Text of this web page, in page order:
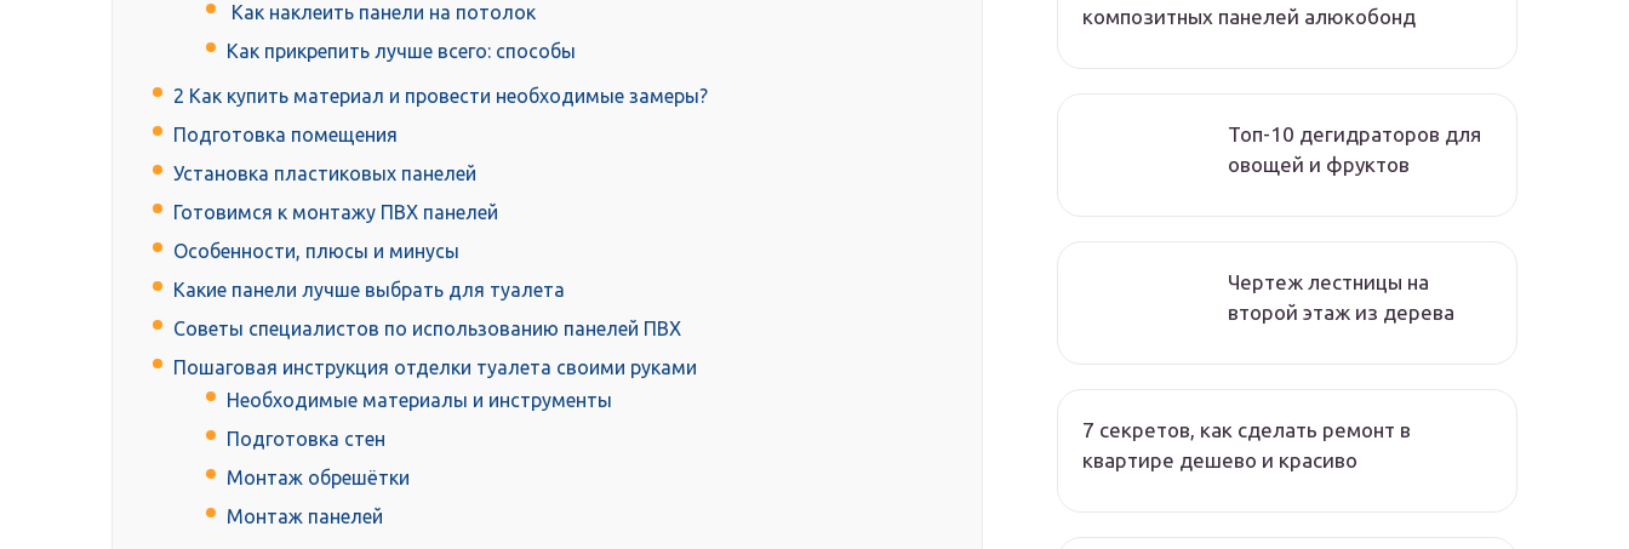
Как наклеить панели на потолок
Как прикрепить лучше всего: способы
2 Как купить материал и провести необходимые замеры?
Подготовка помещения
Установка пластиковых панелей
Готовимся к монтажу ПВХ панелей
Особенности, плюсы и минусы
Какие панели лучше выбрать для туалета
Советы специалистов по использованию панелей ПВХ
Пошаговая инструкция отделки туалета своими руками
Необходимые материалы и инструменты
Подготовка стен
Монтаж обрешётки
Монтаж панелей
композитных панелей алюкобонд
Топ-10 дегидраторов для
овощей и фруктов
Чертеж лестницы на
второй этаж из дерева
7 секретов, как сделать ремонт в
квартире дешево и красиво